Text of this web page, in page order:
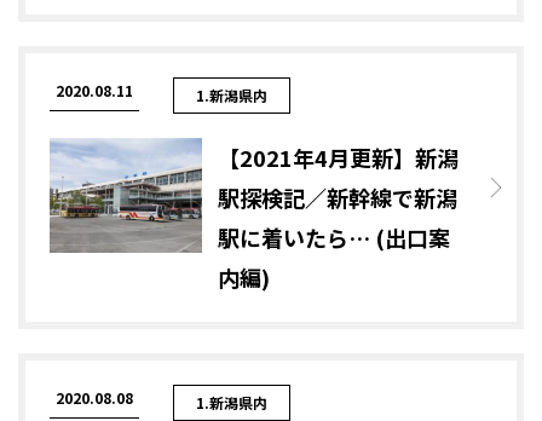
2020.08.11 1.新潟県内
【2021年4月更新】新潟
駅探検記／新幹線で新潟
駅に着いたら… (出口案
内編)
2020.08.08 1.新潟県内